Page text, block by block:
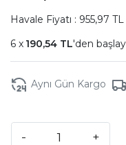
Havale Fiyatı : 955,97 TL
190,54 TL'den
Aynı Gün Kargo
- +